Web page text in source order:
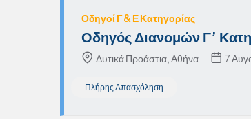
Οδηγοί Γ & Ε Κατηγορίας
Οδηγός Διανομών Γ’
Δυτικά Προάστια, Αθήνα 7
Πλήρης Απασχόληση